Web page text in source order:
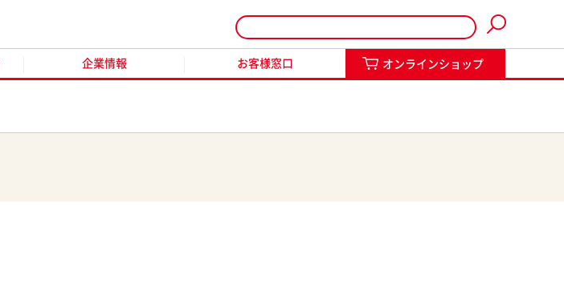
企業情報 お客様窓口 オンラインショップ
オンラインショップ